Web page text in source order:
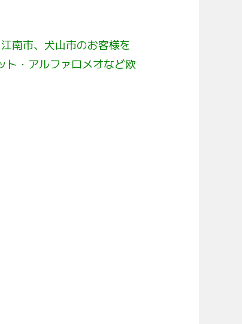
南市、犬山市のお客様を
ト・アルファロメオなど欧